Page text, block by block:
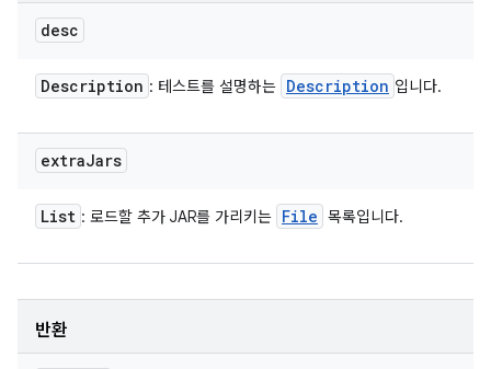
desc
Description : 테스트를 설명하는 Description 입니다.
extraJars
List : 로드할 추가 JAR를 가리키는 File 목록입니다.
반환